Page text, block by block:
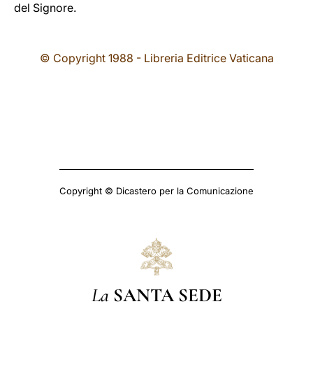
del Signore.
© Copyright 1988 - Libreria Editrice Vaticana
Copyright © Dicastero per la Comunicazione
La SANTA SEDE